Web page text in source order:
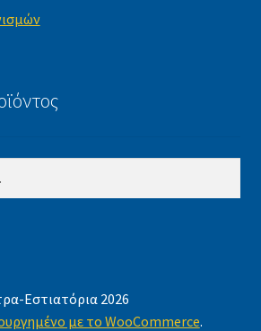
Εστιατόρια 2026
με το WooCommerce.